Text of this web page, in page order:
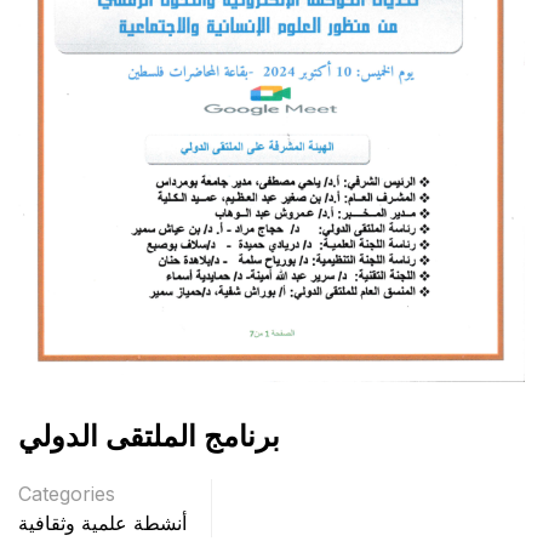
برنامج الملتقى الدولي
Categories
أنشطة علمية وثقافية